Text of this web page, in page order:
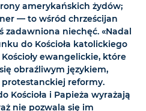
amerykańskich żydów;
— to wśród chrześcijan
zadawniona niechęć. «Nadal
do Kościoła katolickiego
ewangelickie, które
obraźliwym językiem,
reformy.
Kościoła i Papieża wyrażają
nie pozwala się im